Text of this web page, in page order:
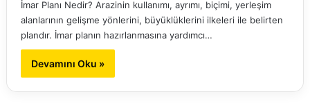
İmar Planı Nedir? Arazinin kullanımı, ayrımı, biçimi, yerleşim
alanlarının gelişme yönlerini, büyüklüklerini ilkeleri ile belirten
plandır. İmar planın hazırlanmasına yardımcı…
Devamını Oku »